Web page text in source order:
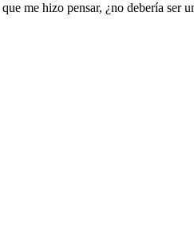
que me hizo pensar, ¿no debería ser